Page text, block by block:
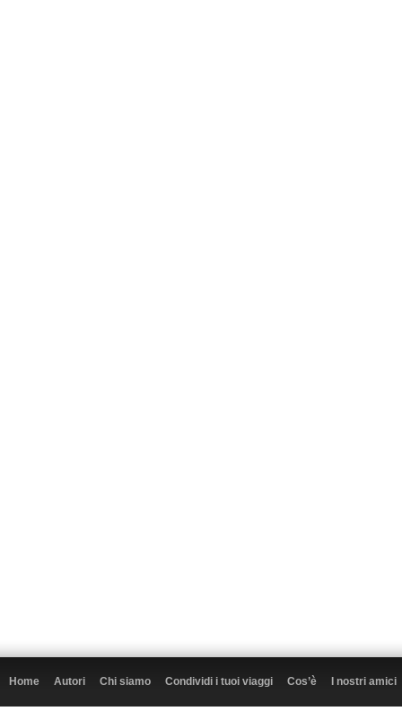
Home Autori Chi siamo Condividi i tuoi viaggi Cos’è I nostri amici